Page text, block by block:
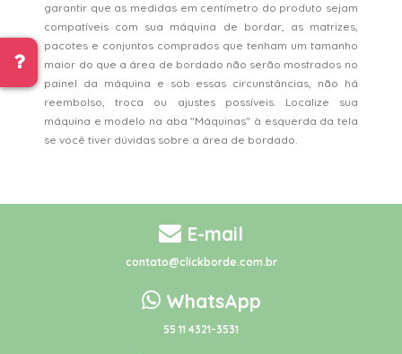
garantir que as medidas em centímetro do produto sejam
compatíveis com sua máquina de bordar, as matrizes,
pacotes e conjuntos comprados que tenham um tamanho
maior do que a área de bordado não serão mostrados no
painel da máquina e sob essas circunstâncias, não há
reembolso, troca ou ajustes possíveis. Localize sua
máquina e modelo na aba "Máquinas" à esquerda da tela
se você tiver dúvidas sobre a área de bordado.
E-mail
contato@clickborde.com.br
WhatsApp
55 11 4321-3531